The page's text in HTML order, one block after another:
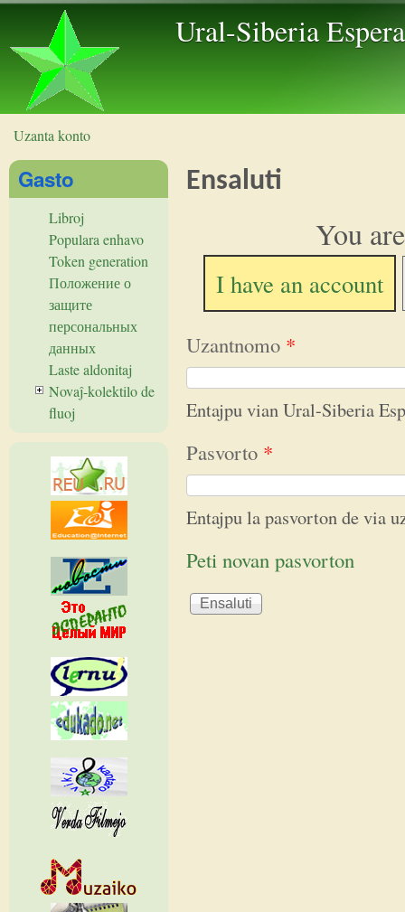
Ural-Siberia
Vi estas ĉi tie
Uzanta konto
Ensaluti
You
I have an account
Uzantnomo *
Entajpu vian Ural-Siberia
Pasvorto *
Entajpu la pasvorton de via
Peti novan pasvorton
Gasto
Libroj
Populara enhavo
Token generation
Положение о
защите
персональных
данных
Laste aldonitaj
Novaĵ-kolektilo de
fluoj